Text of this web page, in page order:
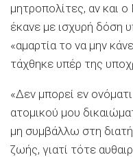
μητροπολίτες, αν και
έκανε με ισχυρή δόση
«αμαρτία το να μην
τάχθηκε υπέρ της
«Δεν μπορεί εν
ατομικού μου
μη συμβάλλω στη
ζωής, γιατί τότε